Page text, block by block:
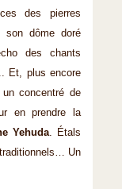
des pierres
dôme doré
des chants
Et, plus encore
concentré de
en prendre la
Yehuda. Étals
Un